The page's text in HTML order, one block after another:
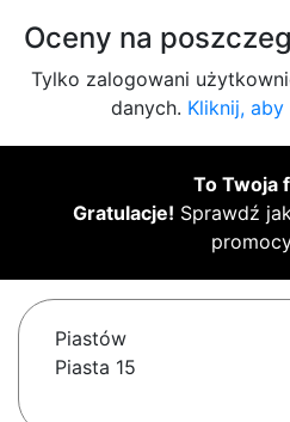
Oceny na
Tylko zalogowani
danych. Kliknij,
To Twoja
Gratulacje! Sprawdź
Piastów
Piasta 15